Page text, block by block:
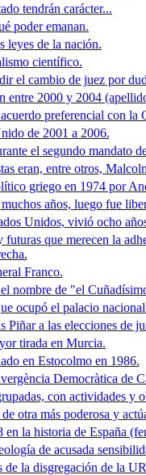
tendrán carácter...
poder emanan.
leyes de la nación.
científico.
el cambio de juez por
entre 2000 y 2004
preferencial con la
de 2001 a 2006.
el segundo mandato
eran, entre otros,
griego en 1974 por
años, luego fue
Unidos, vivió ocho
que merecen la
Franco.
nombre de "el
ocupó el palacio
a las elecciones de
tirada en Murcia.
en Estocolmo en 1986.
Democràtica de
con actividades y
otra más poderosa y
la historia de España
de acusada
de la disgregación de la